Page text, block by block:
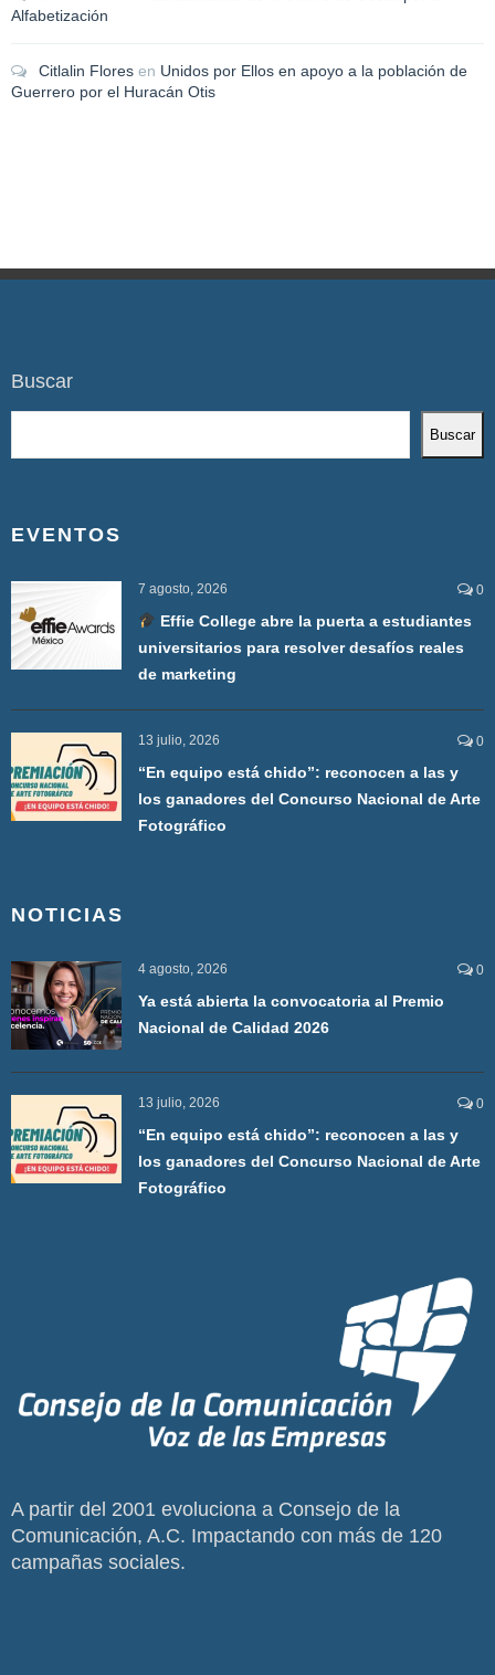
Alfabetización
Citlalin Flores en Unidos por Ellos en apoyo a la población de
Guerrero por el Huracán Otis
Buscar
Buscar
EVENTOS
7 agosto, 2026 0
Effie College abre la puerta a estudiantes
universitarios para resolver desafíos reales
de marketing
13 julio, 2026 0
“En equipo está chido”: reconocen a las y
los ganadores del Concurso Nacional de Arte
Fotográfico
NOTICIAS
4 agosto, 2026 0
Ya está abierta la convocatoria al Premio
Nacional de Calidad 2026
13 julio, 2026 0
“En equipo está chido”: reconocen a las y
los ganadores del Concurso Nacional de Arte
Fotográfico
A partir del 2001 evoluciona a Consejo de la
Comunicación, A.C. Impactando con más de 120
campañas sociales.